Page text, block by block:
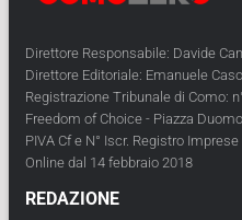
Direttore Responsabile: Davide
Direttore Editoriale: Emanuele Caso
Registrazione Tribunale di Como:
Freedom of Choice - Piazza
PIVA Cf e N° Iscr. Registro
Online dal 14 febbraio 2018
REDAZIONE